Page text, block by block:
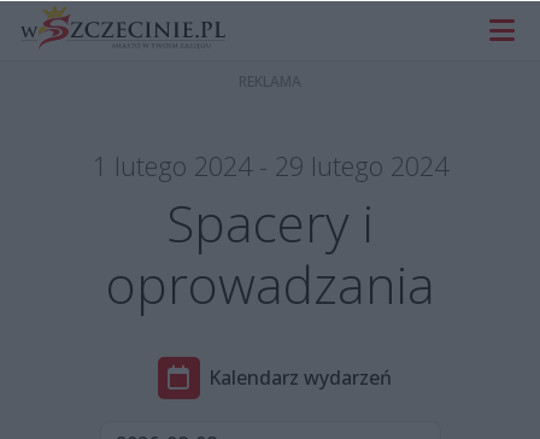
1 lutego 2024 - 29 lutego 2024
Spacery i
oprowadzania
Kalendarz wydarzeń